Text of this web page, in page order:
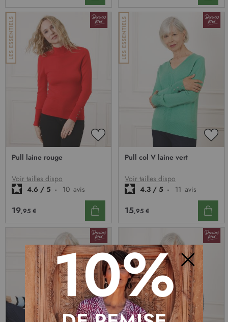
AJOUTER
D’ENVIE
Pull laine rouge
Voir tailles dispo
4.6 / 5 - 10 avis
19,95 €
Pull col V laine vert
Voir tailles dispo
4.3 / 5 - 11 avis
15,95 €
Fermer
10%